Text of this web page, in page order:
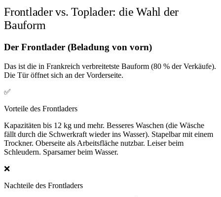
Frontlader vs. Toplader: die Wahl der
Bauform
Der Frontlader (Beladung von vorn)
Das ist die in Frankreich verbreitetste Bauform (80 % der Verkäufe).
Die Tür öffnet sich an der Vorderseite.
✅
Vorteile des Frontladers
Kapazitäten bis 12 kg und mehr. Besseres Waschen (die Wäsche
fällt durch die Schwerkraft wieder ins Wasser). Stapelbar mit einem
Trockner. Oberseite als Arbeitsfläche nutzbar. Leiser beim
Schleudern. Sparsamer beim Wasser.
❌
Nachteile des Frontladers